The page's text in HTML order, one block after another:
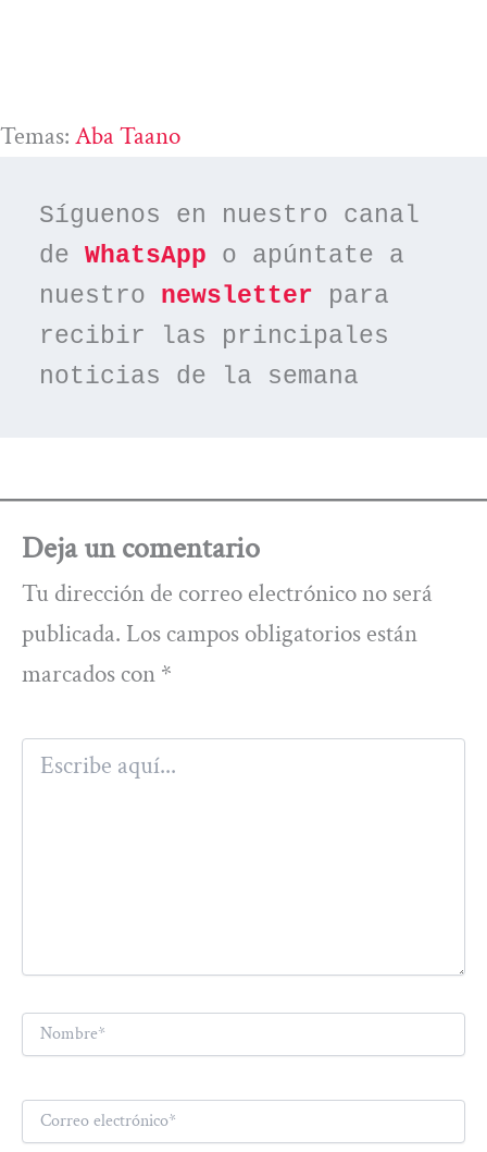
Temas: Aba Taano
Síguenos en nuestro canal
de WhatsApp o apúntate a
nuestro newsletter para
recibir las principales
noticias de la semana
Deja un comentario
Tu dirección de correo electrónico no será
publicada. Los campos obligatorios están
marcados con *
Escribe
aquí...
Nombre*
Correo
electrónico*